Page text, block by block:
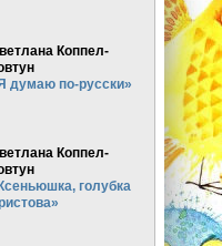
Коппел-
думаю по-русски»
Коппел-
голубка